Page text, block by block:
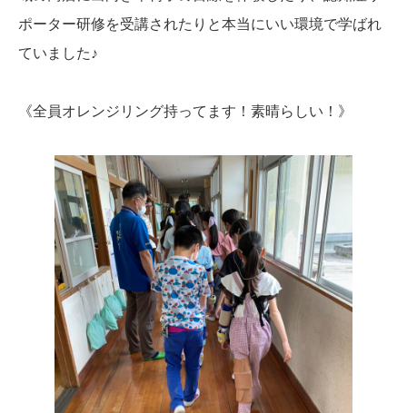
ポーター研修を受講されたりと本当にいい環境で学ばれ
ていました♪
《全員オレンジリング持ってます！素晴らしい！》